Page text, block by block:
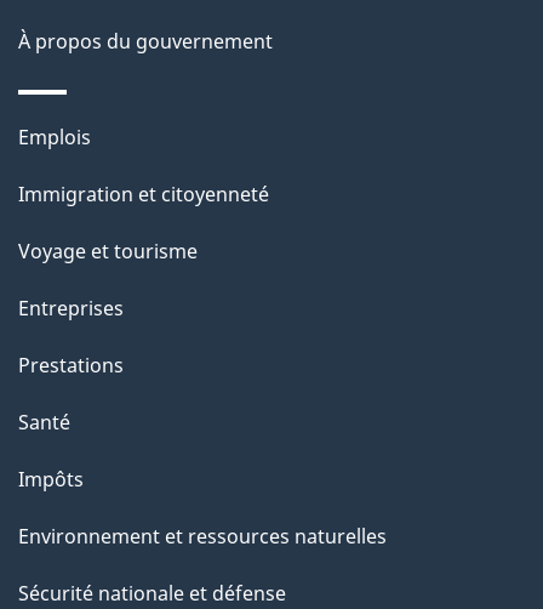
t
i
o
s
u
c
e
t
e
a
g
À propos du gouvernement
Thèmes
sujets
Emplois
Immigration et citoyenneté
Voyage et tourisme
Entreprises
Prestations
Santé
Impôts
Environnement et ressources naturelles
Sécurité nationale et défense